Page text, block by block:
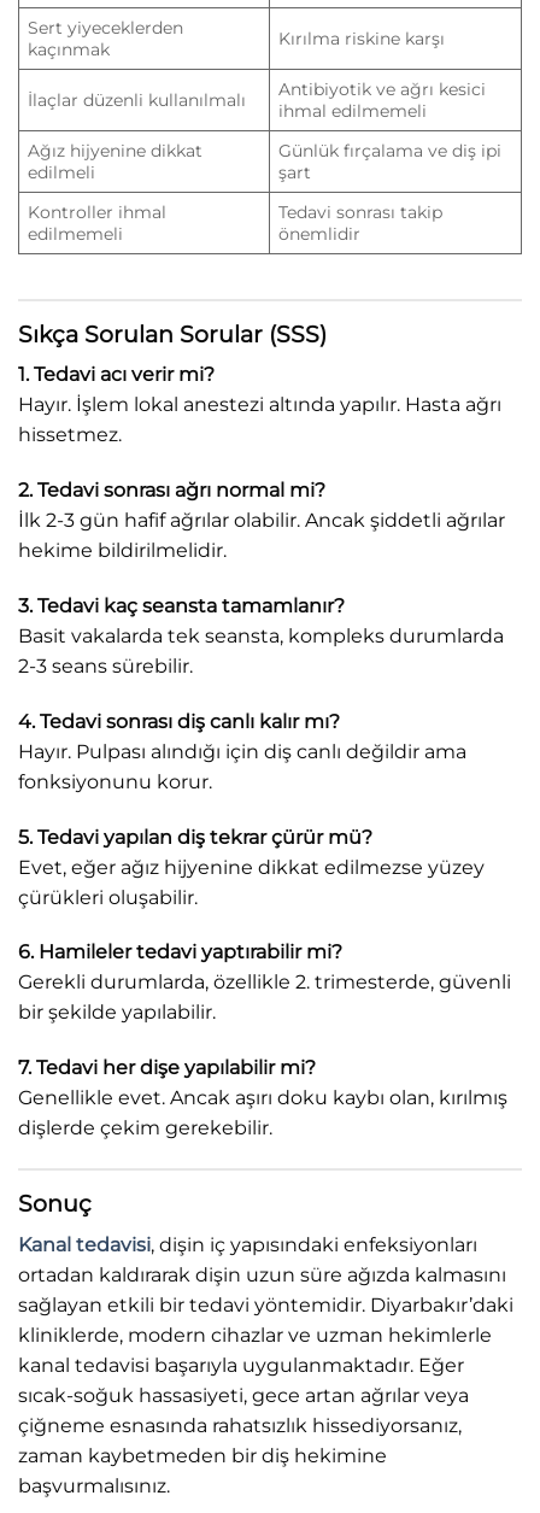
Sert yiyeceklerden
kaçınmak
Kırılma riskine karşı
İlaçlar düzenli kullanılmalı
Antibiyotik ve ağrı kesici
ihmal edilmemeli
Ağız hijyenine dikkat
edilmeli
Günlük fırçalama ve diş ipi
şart
Kontroller ihmal
edilmemeli
Tedavi sonrası takip
önemlidir
Sıkça Sorulan Sorular (SSS)
1. Tedavi acı verir mi?
Hayır. İşlem lokal anestezi altında yapılır. Hasta ağrı
hissetmez.
2. Tedavi sonrası ağrı normal mi?
İlk 2-3 gün hafif ağrılar olabilir. Ancak şiddetli ağrılar
hekime bildirilmelidir.
3. Tedavi kaç seansta tamamlanır?
Basit vakalarda tek seansta, kompleks durumlarda
2-3 seans sürebilir.
4. Tedavi sonrası diş canlı kalır mı?
Hayır. Pulpası alındığı için diş canlı değildir ama
fonksiyonunu korur.
5. Tedavi yapılan diş tekrar çürür mü?
Evet, eğer ağız hijyenine dikkat edilmezse yüzey
çürükleri oluşabilir.
6. Hamileler tedavi yaptırabilir mi?
Gerekli durumlarda, özellikle 2. trimesterde, güvenli
bir şekilde yapılabilir.
7. Tedavi her dişe yapılabilir mi?
Genellikle evet. Ancak aşırı doku kaybı olan, kırılmış
dişlerde çekim gerekebilir.
Sonuç
Kanal tedavisi, dişin iç yapısındaki enfeksiyonları
ortadan kaldırarak dişin uzun süre ağızda kalmasını
sağlayan etkili bir tedavi yöntemidir. Diyarbakır’daki
kliniklerde, modern cihazlar ve uzman hekimlerle
kanal tedavisi başarıyla uygulanmaktadır. Eğer
sıcak-soğuk hassasiyeti, gece artan ağrılar veya
çiğneme esnasında rahatsızlık hissediyorsanız,
zaman kaybetmeden bir diş hekimine
başvurmalısınız.